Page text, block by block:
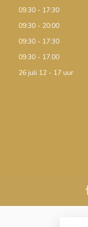
09.30 - 17:30
09:30 - 20:00
09:30 - 17:30
09.30 - 17.00
26 juli 12 - 17 uur